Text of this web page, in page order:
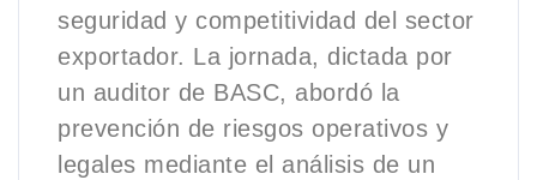
seguridad y competitividad del sector
exportador. La jornada, dictada por
un auditor de BASC, abordó la
prevención de riesgos operativos y
legales mediante el análisis de un